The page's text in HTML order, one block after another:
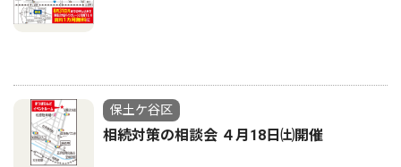
保土ケ谷区
相続対策の相談会 ４月18日㈯開催